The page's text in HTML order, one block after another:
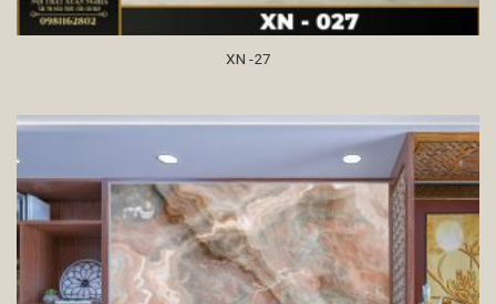
XN -27